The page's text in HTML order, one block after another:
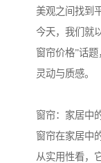
美观之间找到
今天，我们就
窗帘价格”话
灵动与质感。
窗帘：家居中
窗帘在家居中
从实用性看，